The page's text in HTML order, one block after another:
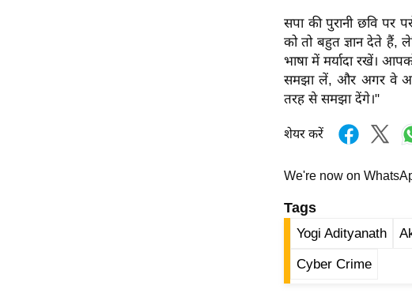
सपा की पुरानी छवि पर
को तो बहुत ज्ञान देते हैं,
भाषा में मर्यादा रखें।
समझा लें, और अगर वे
तरह से समझा देंगे।"
शेयर करें
We're now on
Tags
Yogi Adityanath
Cyber Crime